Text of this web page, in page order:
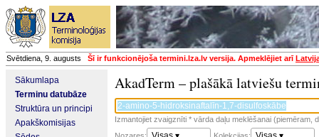
Svētdiena, 9. augusts Šī ir funkcionējoša termini.lza.lv versija. Apmeklējiet arī
Sākumlapa
Terminu datubāze
Struktūra un principi
Apakškomisijas
AkadTerm – plašākā latviešu
Izmantojiet zvaigznīti * vārda daļu meklēšanai (piemēram,